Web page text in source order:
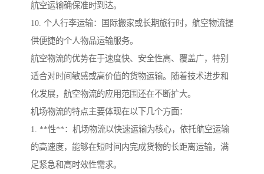
航空运输确保准时到达。
10. 个人行李运输：国际搬家或长期旅行时，航空物流提
供便捷的个人物品运输服务。
航空物流的优势在于速度快、安全性高、覆盖广，特别
适合对时间敏感或高价值的货物运输。随着技术进步和
化发展，航空物流的应用范围还在不断扩大。
机场物流的特点主要体现在以下几个方面：
1. **性**：机场物流以快速运输为核心，依托航空运输
的高速度，能够在短时间内完成货物的长距离运输，满
足紧急和高时效性需求。